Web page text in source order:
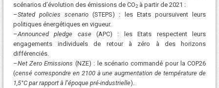
scénarios d’évolution des émissions de CO2à partir de 2021 :
–Stated policies scenario (STEPS) : les Etats poursuivent leurs
politiques énergétiques en vigueur.
–Announced pledge case(APC) : les Etats respectent leurs
engagements individuels de retour à zéro à des horizons
différenciés.
–Net Zero Emissions (NZE) : le scénario commandé pour la COP26
(censé correspondre en 2100 à une augmentation de température de
1,5°C par rapport à l’époque pré-industrielle).